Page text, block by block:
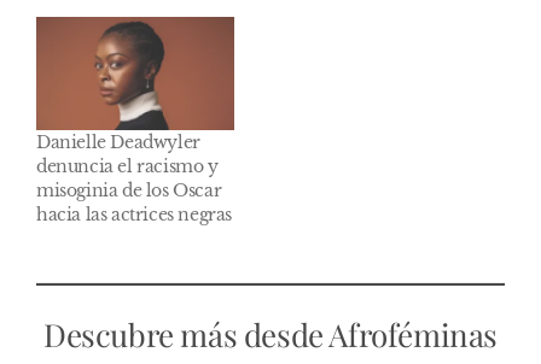
Danielle Deadwyler
denuncia el racismo y
misoginia de los Oscar
hacia las actrices negras
Descubre más desde Afroféminas